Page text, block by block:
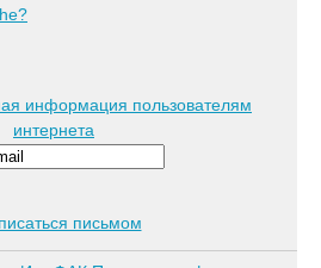
информация пользователям
интернета
письмом